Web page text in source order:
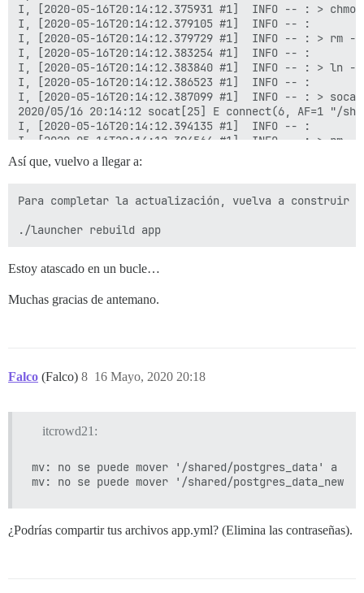
Así que, vuelvo a llegar a:
Para completar la actualización, vuelva a construir
Estoy atascado en un bucle…
Muchas gracias de antemano.
Falco (Falco) 16 Mayo, 2020 20:18
8
itcrowd21:
mv: no se puede mover '/shared/postgres_data' a
¿Podrías compartir tus archivos app.yml? (Elimina las contraseñas).